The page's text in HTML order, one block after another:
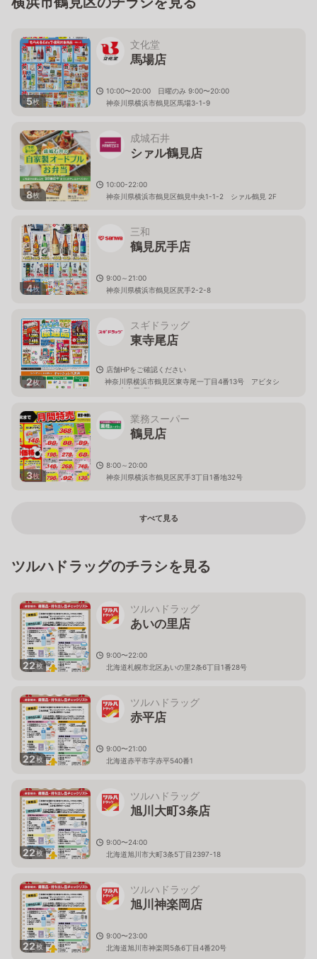
5枚
文化堂
馬場店
10:00〜20:00 日曜のみ 9:00〜20:00
神奈川県横浜市鶴見区馬場3-1-9
8枚
成城石井
シァル鶴見店
10:00-22:00
神奈川県横浜市鶴見区鶴見中央1-1-2 シァル鶴見 2F
4枚
三和
鶴見尻手店
9:00～21:00
神奈川県横浜市鶴見区尻手2-2-8
2枚
スギドラッグ
東寺尾店
店舗HPをご確認ください
神奈川県横浜市鶴見区東寺尾一丁目4番13号 アビタシ
オン東寺尾1階
3枚
業務スーパー
鶴見店
8:00～20:00
神奈川県横浜市鶴見区尻手3丁目1番地32号
すべて見る
ツルハドラッグのチラシを見る
22枚
ツルハドラッグ
あいの里店
9:00〜22:00
北海道札幌市北区あいの里2条6丁目1番28号
22枚
ツルハドラッグ
赤平店
9:00〜21:00
北海道赤平市字赤平540番1
22枚
ツルハドラッグ
旭川大町3条店
9:00〜24:00
北海道旭川市大町3条5丁目2397-18
22枚
ツルハドラッグ
旭川神楽岡店
9:00〜23:00
北海道旭川市神楽岡5条6丁目4番20号